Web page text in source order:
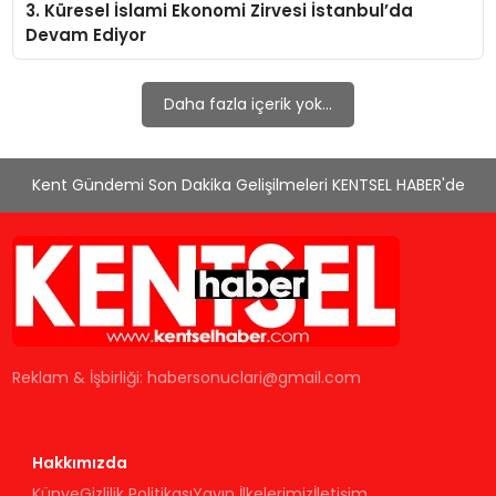
KÜLTÜR & SANAT
3. Küresel İslami Ekonomi Zirvesi İstanbul’da
Devam Ediyor
Daha fazla içerik yok...
Kent Gündemi Son Dakika Gelişilmeleri KENTSEL HABER'de
Reklam & İşbirliği:habersonuclari@gmail.com
Hakkımızda